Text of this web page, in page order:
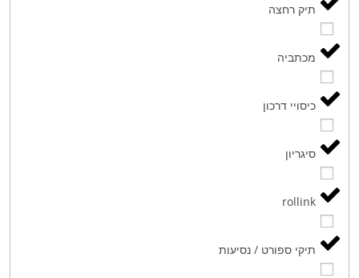
תיק רחצה
מכתביה
כיסויי דרכון
סיגריון
rollink
תיקי ספורט / נסיעות